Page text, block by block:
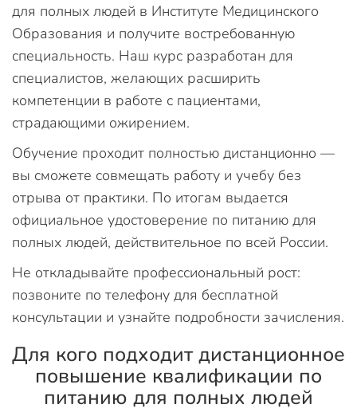
для полных людей в Институте Медицинского
Образования и получите востребованную
специальность. Наш курс разработан для
специалистов, желающих расширить
компетенции в работе с пациентами,
страдающими ожирением.
Обучение проходит полностью дистанционно —
вы сможете совмещать работу и учебу без
отрыва от практики. По итогам выдается
официальное удостоверение по питанию для
полных людей, действительное по всей России.
Не откладывайте профессиональный рост:
позвоните по телефону для бесплатной
консультации и узнайте подробности зачисления.
Для кого подходит дистанционное
повышение квалификации по
питанию для полных людей